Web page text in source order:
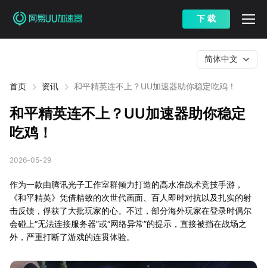
下 载
首页 资讯 和平精英连不上？UU加速器助你稳定吃鸡！
简体中文
和平精英连不上？UU加速器助你稳定
吃鸡！
2026-05-29
作为一款由腾讯光子工作室群倾力打造的高水准战术竞技手游，
《和平精英》凭借精致的次世代画面、百人即时对抗以及扎实的射
击反馈，俘获了大批玩家的心。不过，部分海外玩家在登录时偶尔
会碰上“无法连接服务器”或“网络异常”的提示，直接被挡在战场之
外，严重打断了游戏的连贯体验。